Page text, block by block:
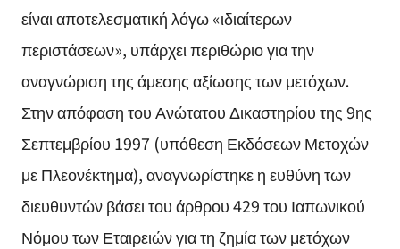
είναι αποτελεσματική λόγω «ιδιαίτερων
περιστάσεων», υπάρχει περιθώριο για την
αναγνώριση της άμεσης αξίωσης των μετόχων.
Στην απόφαση του Ανώτατου Δικαστηρίου της 9ης
Σεπτεμβρίου 1997 (υπόθεση Εκδόσεων Μετοχών
με Πλεονέκτημα), αναγνωρίστηκε η ευθύνη των
διευθυντών βάσει του άρθρου 429 του Ιαπωνικού
Νόμου των Εταιρειών για τη ζημία των μετόχων